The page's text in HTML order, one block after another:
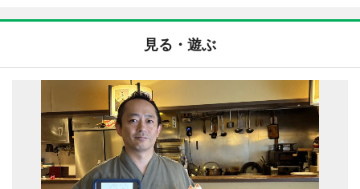
見る・遊ぶ